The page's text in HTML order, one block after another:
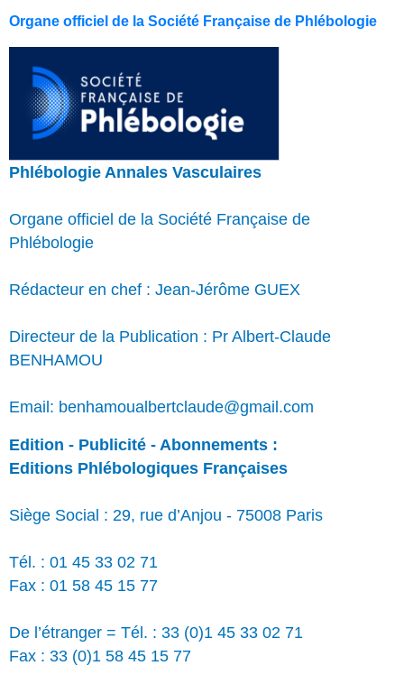
Organe officiel de la Société Française de Phlébologie
Phlébologie Annales Vasculaires
Organe officiel de la Société Française de
Phlébologie
Rédacteur en chef : Jean-Jérôme GUEX
Directeur de la Publication : Pr Albert-Claude
BENHAMOU
Email: benhamoualbertclaude@gmail.com
Edition - Publicité - Abonnements :
Editions Phlébologiques Françaises
Siège Social : 29, rue d’Anjou - 75008 Paris
Tél. : 01 45 33 02 71
Fax : 01 58 45 15 77
De l’étranger = Tél. : 33 (0)1 45 33 02 71
Fax : 33 (0)1 58 45 15 77